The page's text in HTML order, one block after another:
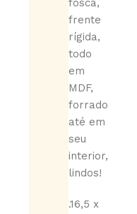
fosca,
frente
rígida,
todo
em
MDF,
forrado
até em
seu
interior,
lindos!
.16,5 x